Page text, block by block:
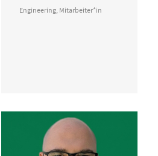
Engineering, Mitarbeiter*in